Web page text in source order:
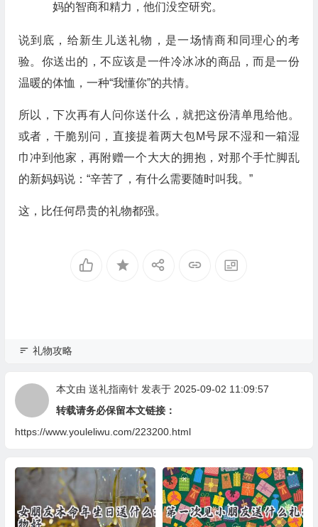
妈的智商和精力，他们没空研究。
说到底，给新生儿送礼物，是一场情商和同理心的考
验。你送出的，不应该是一件冷冰冰的商品，而是一份
温暖的体恤，一种“我懂你”的共情。
所以，下次再有人问你送什么，就把这份清单甩给他。
或者，干脆别问，直接提着两大包M号尿不湿和一箱湿
巾冲到他家，再附赠一个大大的拥抱，对那个手忙脚乱
的新妈妈说：“辛苦了，有什么需要随时叫我。”
这，比任何昂贵的礼物都强。
礼物攻略
本文由 送礼指南针发表于 2025-09-02 11:09:57
转载请务必保留本文链接：
https://www.youleliwu.com/223200.html